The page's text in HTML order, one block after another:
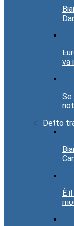
va
Se
Detto
È